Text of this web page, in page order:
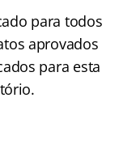
para todos
aprovados
para esta